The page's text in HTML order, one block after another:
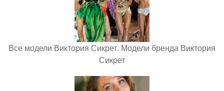
Все модели Виктория Сикрет. Модели бренда Виктория
Сикрет